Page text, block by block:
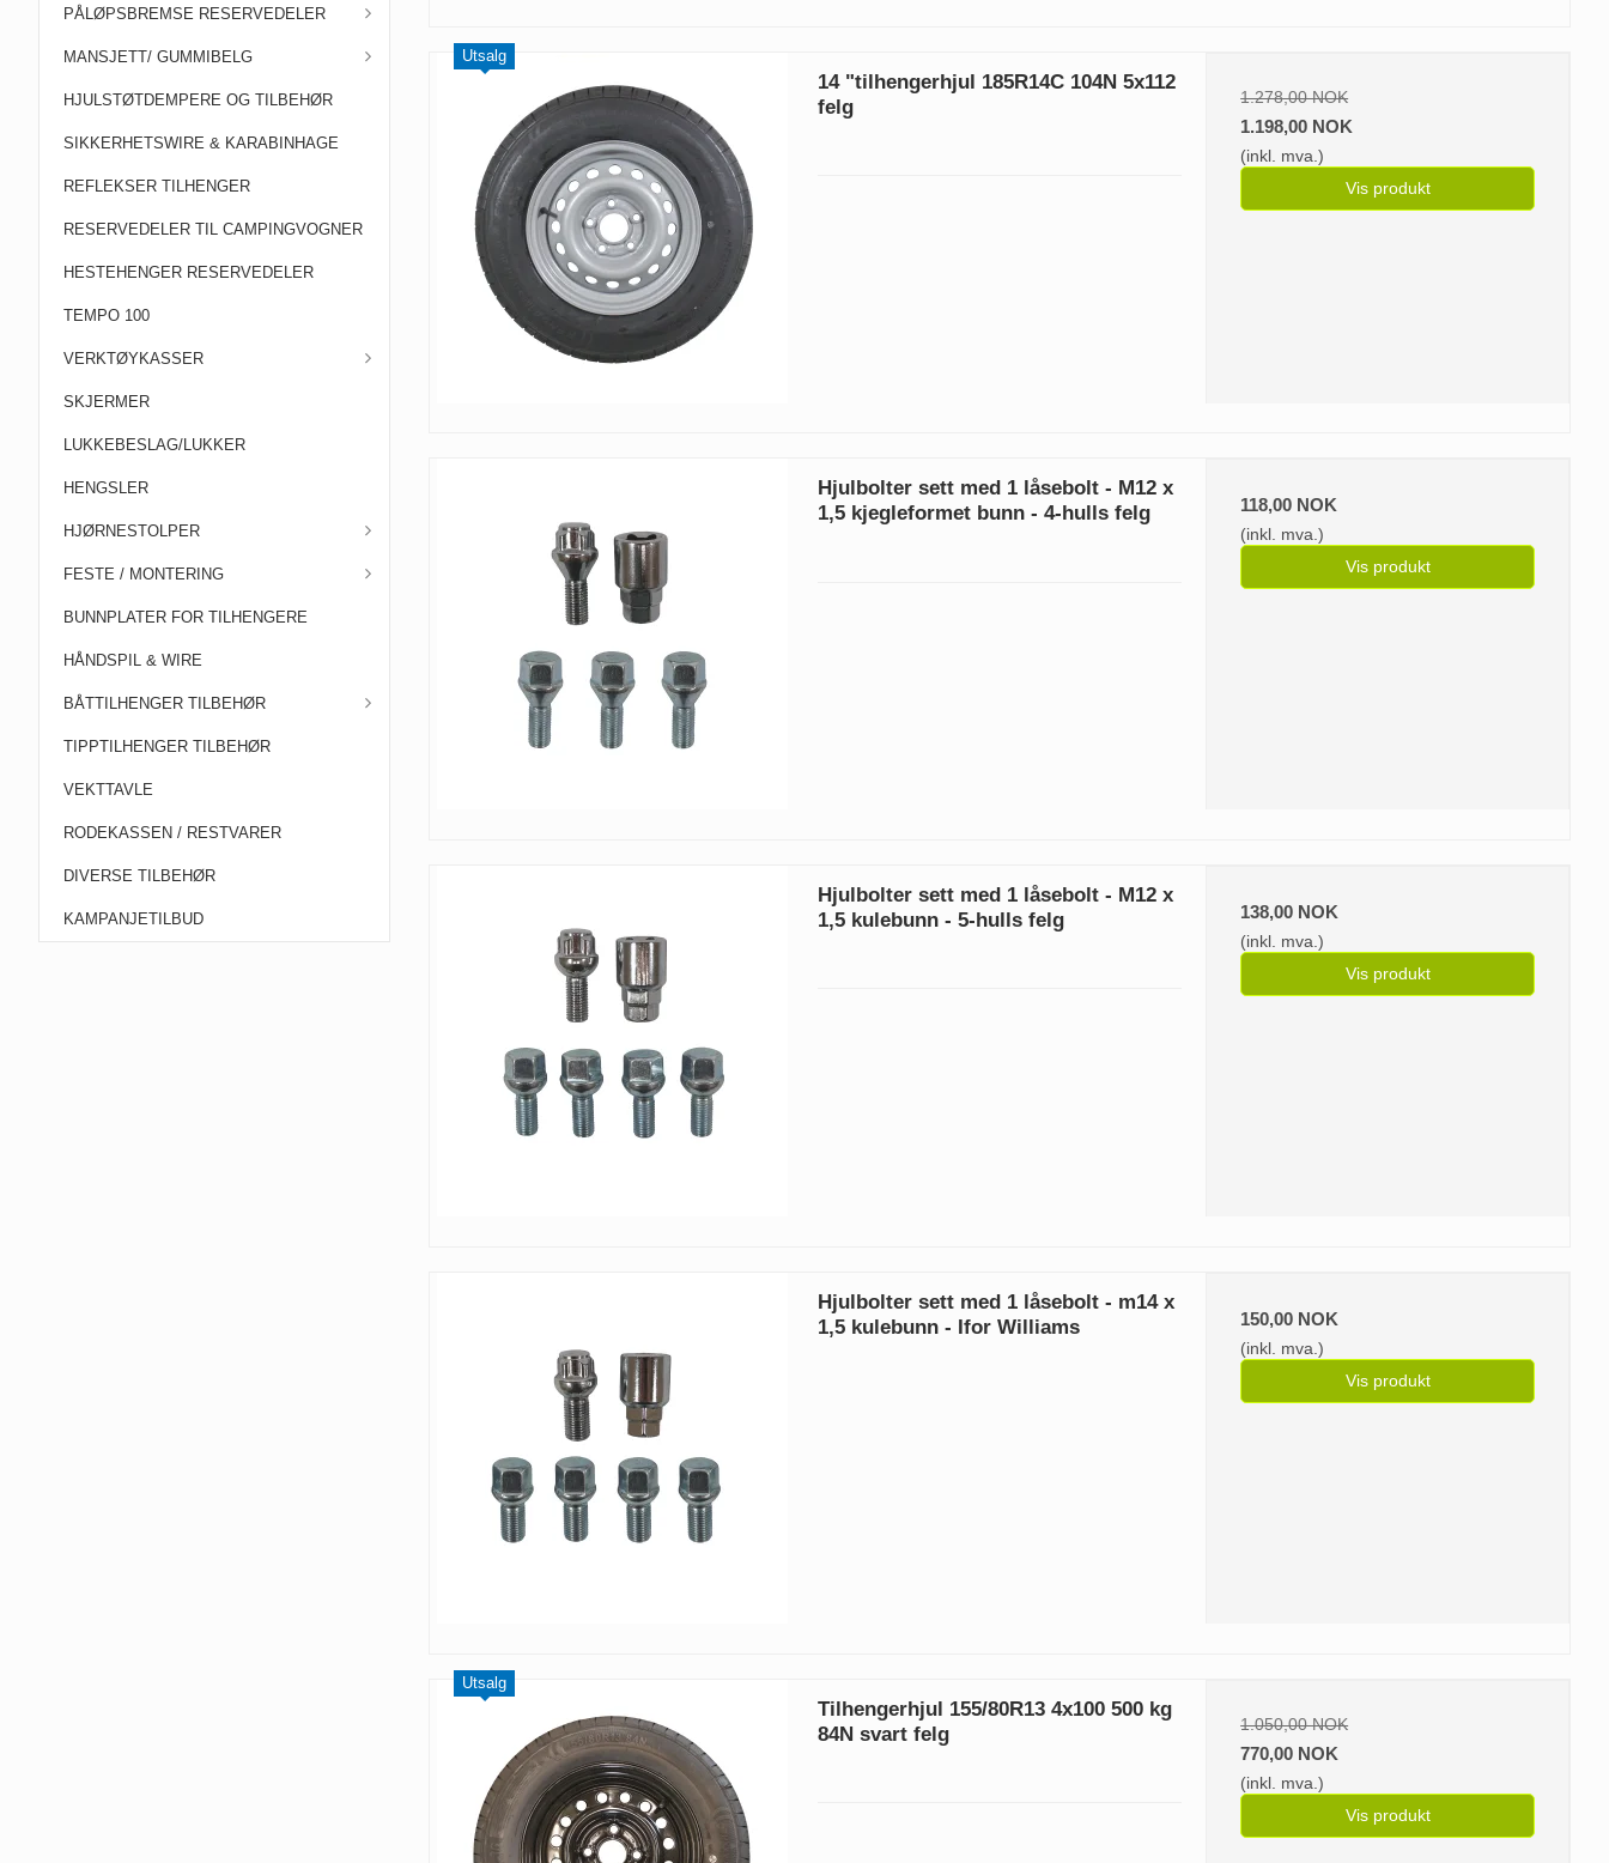
PÅLØPSBREMSE RESERVEDELER
MANSJETT/ GUMMIBELG
HJULSTØTDEMPERE OG TILBEHØR
SIKKERHETSWIRE & KARABINHAGE
REFLEKSER TILHENGER
RESERVEDELER TIL CAMPINGVOGNER
HESTEHENGER RESERVEDELER
TEMPO 100
VERKTØYKASSER
SKJERMER
LUKKEBESLAG/LUKKER
HENGSLER
HJØRNESTOLPER
FESTE / MONTERING
BUNNPLATER FOR TILHENGERE
HÅNDSPIL & WIRE
BÅTTILHENGER TILBEHØR
TIPPTILHENGER TILBEHØR
VEKTTAVLE
RODEKASSEN / RESTVARER
DIVERSE TILBEHØR
KAMPANJETILBUD
Utsalg
14 "tilhengerhjul 185R14C 104N 5x112
felg
1.278,00 NOK
1.198,00 NOK
(inkl. mva.)
Vis produkt
Hjulbolter sett med 1 låsebolt - M12 x
1,5 kjegleformet bunn - 4-hulls felg
118,00 NOK
(inkl. mva.)
Vis produkt
Hjulbolter sett med 1 låsebolt - M12 x
1,5 kulebunn - 5-hulls felg
138,00 NOK
(inkl. mva.)
Vis produkt
Hjulbolter sett med 1 låsebolt - m14 x
1,5 kulebunn - Ifor Williams
150,00 NOK
(inkl. mva.)
Vis produkt
Utsalg
Tilhengerhjul 155/80R13 4x100 500 kg
84N svart felg
1.050,00 NOK
770,00 NOK
(inkl. mva.)
Vis produkt